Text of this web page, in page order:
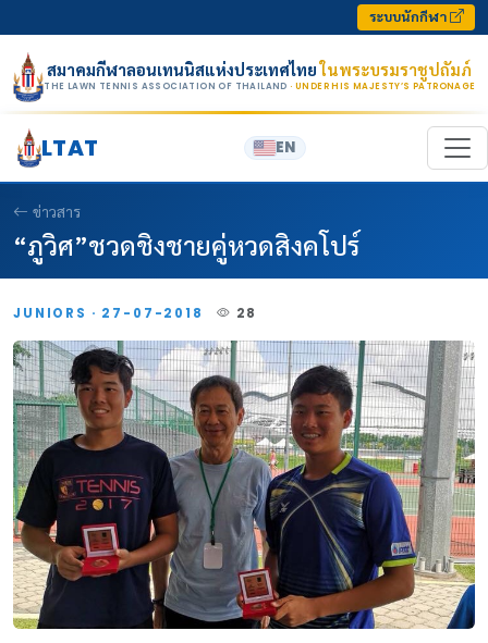
ระบบนักกีฬา
สมาคมกีฬาลอนเทนนิสแห่งประเทศไทยในพระบรมราชูปถัมภ์
THE LAWN TENNIS ASSOCIATION OF THAILAND · UNDER HIS MAJESTY’S PATRONAGE
LTAT EN
ข่าวสาร
“ภูวิศ”ชวดชิงชายคู่หวดสิงคโปร์
JUNIORS · 27-07-2018 28